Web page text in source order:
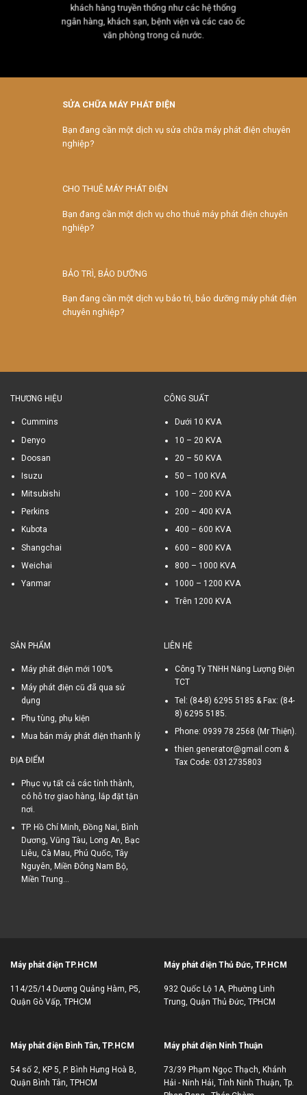
khách hàng truyền thống như các hệ thống
ngân hàng, khách sạn, bệnh viện và các cao ốc
văn phòng trong cả nước.
SỬA CHỮA MÁY PHÁT ĐIỆN
Bạn đang cần một dịch vụ sửa chữa máy phát điện chuyên
nghiệp?
CHO THUÊ MÁY PHÁT ĐIỆN
Bạn đang cần một dịch vụ cho thuê máy phát điện chuyên
nghiệp?
BẢO TRÌ, BẢO DƯỠNG
Bạn đang cần một dịch vụ bảo trì, bảo dưỡng máy phát điện
chuyên nghiệp?
THƯƠNG HIỆU
Cummins
Denyo
Doosan
Isuzu
Mitsubishi
Perkins
Kubota
Shangchai
Weichai
Yanmar
CÔNG SUẤT
Dưới 10 KVA
10 – 20 KVA
20 – 50 KVA
50 – 100 KVA
100 – 200 KVA
200 – 400 KVA
400 – 600 KVA
600 – 800 KVA
800 – 1000 KVA
1000 – 1200 KVA
Trên 1200 KVA
SẢN PHẨM
Máy phát điện mới 100%
Máy phát điện cũ đã qua sử
dụng
Phụ tùng, phụ kiện
Mua bán máy phát điện thanh lý
ĐỊA ĐIỂM
Phục vụ tất cả các tỉnh thành,
có hỗ trợ giao hàng, lắp đặt tận
nơi.
TP. Hồ Chí Minh, Đồng Nai, Bình
Dương, Vũng Tàu, Long An, Bạc
Liêu, Cà Mau, Phú Quốc, Tây
Nguyên, Miền Đông Nam Bộ,
Miền Trung...
LIÊN HỆ
Công Ty TNHH Năng Lượng Điện
TCT
Tel: (84-8) 6295 5185 & Fax: (84-
8) 6295 5185.
Phone: 0939 78 2568 (Mr Thiện).
thien.generator@gmail.com &
Tax Code: 0312735803
Máy phát điện TP.HCM
114/25/14 Dương Quảng Hàm, P5,
Quận Gò Vấp, TPHCM
Máy phát điện Thủ Đức, TP.HCM
932 Quốc Lộ 1A, Phường Linh
Trung, Quận Thủ Đức, TPHCM
Máy phát điện Bình Tân, TP.HCM
54 số 2, KP 5, P. Bình Hưng Hoà B,
Quận Bình Tân, TPHCM
Máy phát điện Ninh Thuận
73/39 Phạm Ngọc Thạch, Khánh
Hải - Ninh Hải, Tỉnh Ninh Thuận, Tp.